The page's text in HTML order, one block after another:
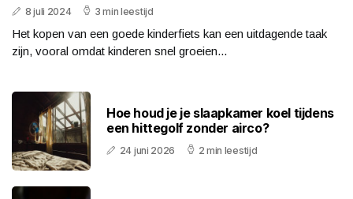
8 juli 2024 3 min leestijd
Het kopen van een goede kinderfiets kan een uitdagende taak
zijn, vooral omdat kinderen snel groeien...
Hoe houd je je slaapkamer koel tijdens
een hittegolf zonder airco?
24 juni 2026 2 min leestijd